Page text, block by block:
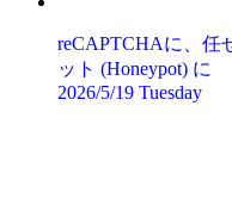
reCAPTCHAに、任
ット (Honeypot) に
2026/5/19 Tuesday